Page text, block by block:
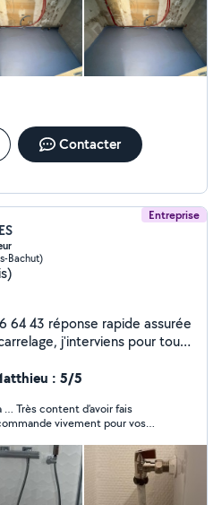
Contacter
Entreprise
Bachut)
assurée
j'interviens pour tous
la création et
clé en main, ainsi que la
et
personnalisé du
: 5/5
Très content d’avoir fais
vivement pour vos